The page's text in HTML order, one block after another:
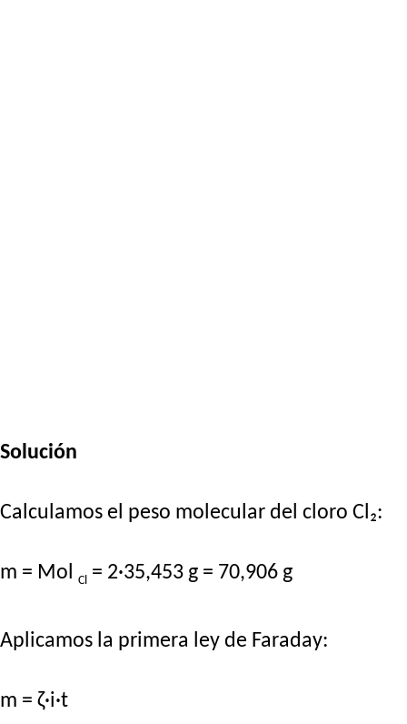
Solución
Calculamos el peso molecular del cloro Cl₂:
m = Mol Cl = 2·35,453 g = 70,906 g
Aplicamos la primera ley de Faraday:
m = ζ·i·t